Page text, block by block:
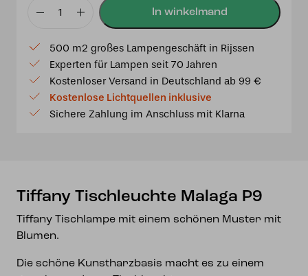
Tiffany
Malaga
P9
Menge
500 m2 großes Lampengeschäft in Rijssen
Experten für Lampen seit 70 Jahren
Kostenloser Versand in Deutschland ab 99 €
Kostenlose Lichtquellen inklusive
Sichere Zahlung im Anschluss mit Klarna
Tiffany Tischleuchte Malaga P9
Tiffany Tischlampe mit einem schönen Muster mit
Blumen.
Die schöne Kunstharzbasis macht es zu einem